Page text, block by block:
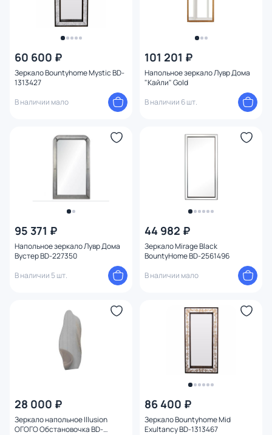
60 600 ₽
Зеркало Bountyhome Mystic BD-
1313427
В наличии мало
101 201 ₽
Напольное зеркало Лувр Дома
"Кайли" Gold
В наличии 6 шт.
95 371 ₽
Напольное зеркало Лувр Дома
Вустер BD-227350
В наличии 5 шт.
44 982 ₽
Зеркало Mirage Black
BountyHome BD-2561496
В наличии мало
28 000 ₽
Зеркало напольное Illusion
ОГОГО Обстановочка BD-
86 400 ₽
Зеркало Bountyhome Mid
Exultancy BD-1313467